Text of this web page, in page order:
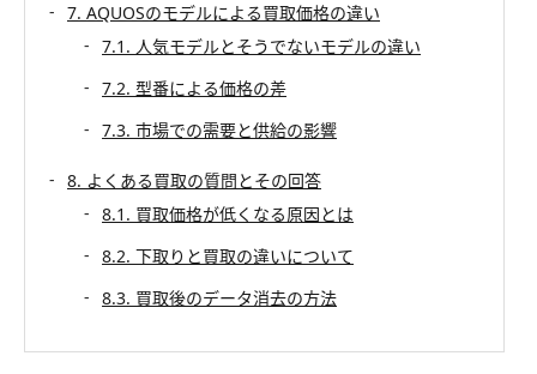
7. AQUOSのモデルによる買取価格の違い
7.1. 人気モデルとそうでないモデルの違い
7.2. 型番による価格の差
7.3. 市場での需要と供給の影響
8. よくある買取の質問とその回答
8.1. 買取価格が低くなる原因とは
8.2. 下取りと買取の違いについて
8.3. 買取後のデータ消去の方法